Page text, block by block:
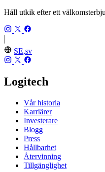
Håll utkik efter ett
SE,sv
Logitech
Vår historia
Karriärer
Investerare
Blogg
Press
Hållbarhet
Återvinning
Tillgänglighet